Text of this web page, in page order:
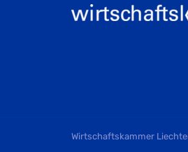
Wirtschaftskammer